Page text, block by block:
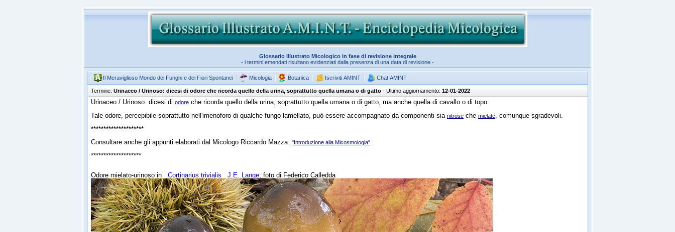
Glossario Illustrato Micologico in fase di revisione integrale
- i termini emendati risultano evidenziati dalla presenza di una data di revisione -
Il Meraviglioso Mondo dei Funghi e dei Fiori Spontanei Micologia Botanica Iscriviti AMINT Chat AMINT
Termine: Urinaceo / Urinoso: dicesi di odore che ricorda quello della urina, soprattutto quella umana o di gatto - Ultimo aggiornamento: 12-01-2022
Urinaceo / Urinoso: dicesi di odore che ricorda quello della urina, soprattutto quella umana o di gatto, ma anche quella di cavallo o di topo.
Tale odore, percepibile soprattutto nell'imenoforo di qualche fungo lamellato, può essere accompagnato da componenti sia nitrose che mielate, comunque sgradevoli.
*********************
Consultare anche gli appunti elaborati dal Micologo Riccardo Mazza: "Introduzione alla Micosmologia"
********************
Odore mielato-urinoso in Cortinarius trivialis J.E. Lange; foto di Federico Calledda